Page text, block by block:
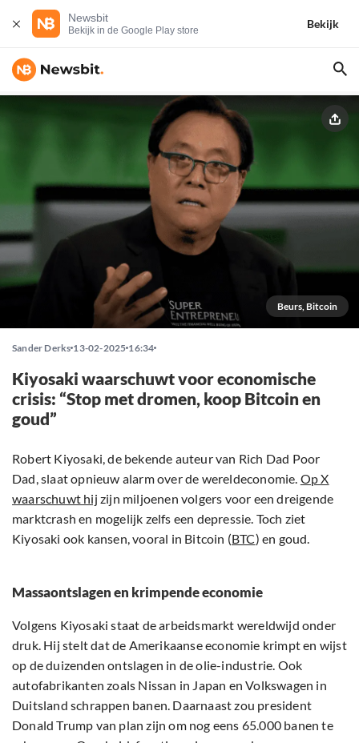
Newsbit
Bekijk in de Google Play store
Bekijk
Beurs, Bitcoin
Sander Derks 13-02-2025 16:34
Kiyosaki waarschuwt voor economische
crisis: “Stop met dromen, koop Bitcoin en
goud”
Robert Kiyosaki, de bekende auteur van Rich Dad Poor
Dad, slaat opnieuw alarm over de wereldeconomie. Op X
waarschuwt hij zijn miljoenen volgers voor een dreigende
marktcrash en mogelijk zelfs een depressie. Toch ziet
Kiyosaki ook kansen, vooral in Bitcoin (BTC) en goud.
Massaontslagen en krimpende economie
Volgens Kiyosaki staat de arbeidsmarkt wereldwijd onder
druk. Hij stelt dat de Amerikaanse economie krimpt en wijst
op de duizenden ontslagen in de olie-industrie. Ook
autofabrikanten zoals Nissan in Japan en Volkswagen in
Duitsland schrappen banen. Daarnaast zou president
Donald Trump van plan zijn om nog eens 65.000 banen te